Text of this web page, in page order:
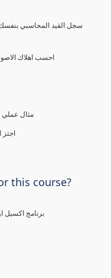
سجل القيد المحاسبي
احسب اهلاك
مثال عملي
اجتز
this course?
برنامج اكسيل